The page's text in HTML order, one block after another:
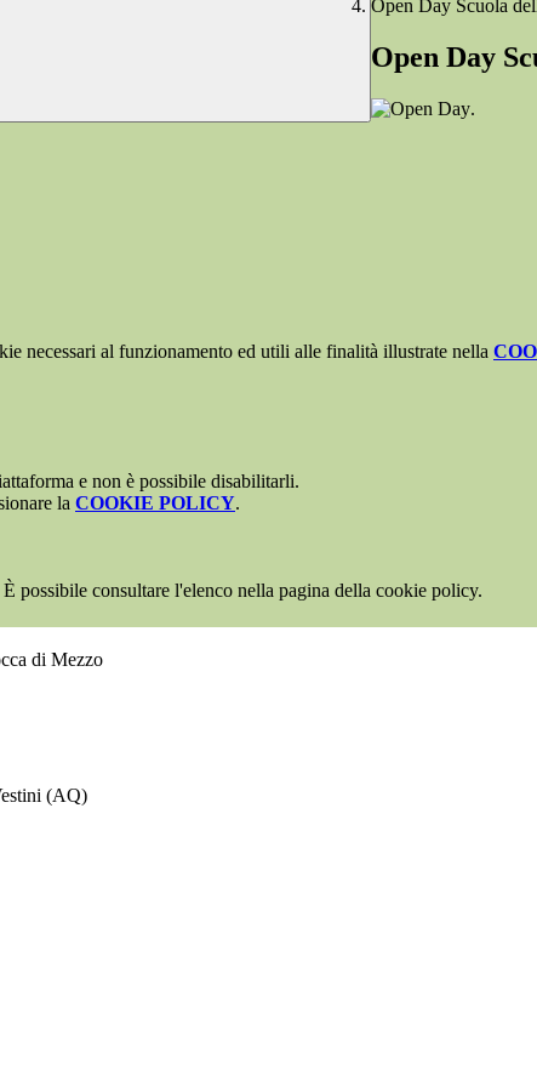
Open Day Scuola
Open Day
.
necessari al funzionamento ed utili alle finalità illustrate nella
e non è possibile disabilitarli.
la COOKIE POLICY.
possibile consultare l'elenco nella pagina della cookie policy.
di Mezzo
(AQ)